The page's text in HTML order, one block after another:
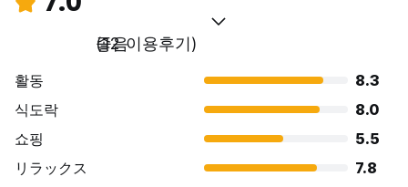
좋음
(12 이용후기)
활동
8.3
식도락
8.0
쇼핑
5.5
リラックス
7.8